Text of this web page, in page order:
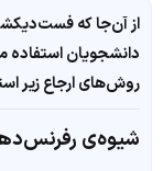
از آن‌جا که
دانشجویان استفاده
روش‌های ارجاع زیر
شیوه‌ی